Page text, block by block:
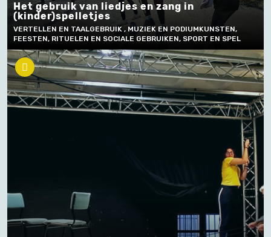
Het gebruik van liedjes en zang in
(kinder)spelletjes
VERTELLEN EN TAALGEBRUIK , MUZIEK EN PODIUMKUNSTEN,
FEESTEN, RITUELEN EN SOCIALE GEBRUIKEN, SPORT EN SPEL